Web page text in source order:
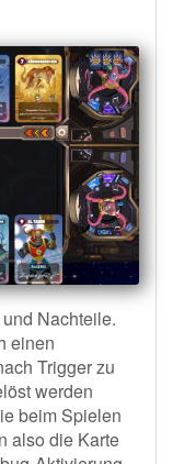
Nachteile.
einen
Trigger zu
werden
beim Spielen
also die Karte